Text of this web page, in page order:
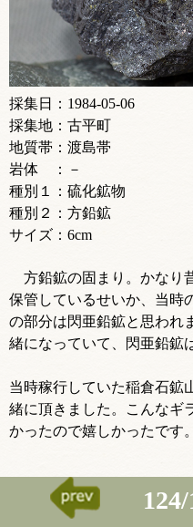
採集日：1984-05-06
採集地：古平町
地質帯：渡島帯
岩体 ：－
種別１：硫化鉱物
種別２：方鉛鉱
サイズ：6cm
方鉛鉱の固まり。かなり
保管しているせいか、当時
の部分は閃亜鉛鉱と思われ
緒になっていて、閃亜鉛鉱
当時稼行していた稲倉石鉱
緒に頂きました。こんなギ
かったので嬉しかったです。